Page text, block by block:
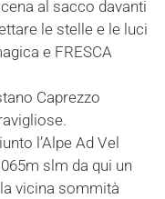
al sacco davanti
le stelle e le luci
e FRESCA
Caprezzo
l’Alpe Ad Vel
slm da qui un
vicina sommità